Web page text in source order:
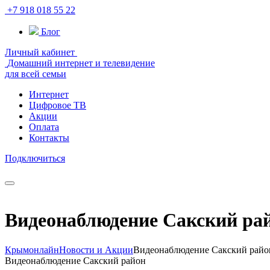
+7 918 018 55 22
Блог
Личный кабинет
Домашний интернет и телевидение
для всей семьи
Интернет
Цифровое ТВ
Акции
Оплата
Контакты
Подключиться
Видеонаблюдение Сакский
КрымонлайнНовости и АкцииВидеонаблюдение Сакский
Видеонаблюдение Сакский район